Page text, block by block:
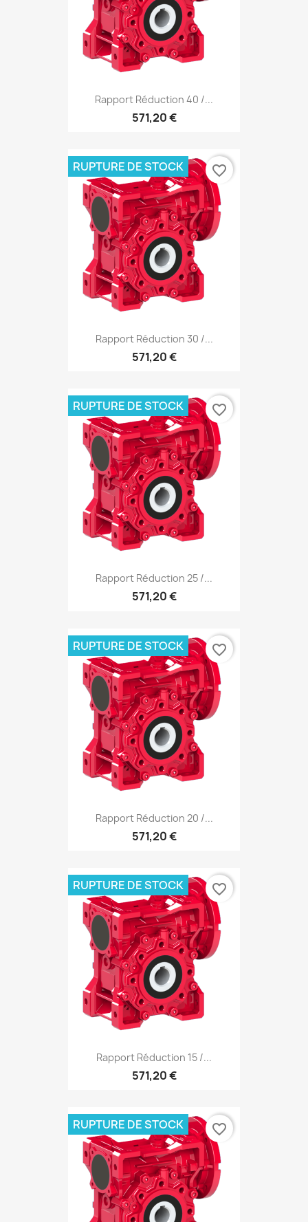
Rapport Réduction 40 /...
571,20 €
Rapport Réduction 30 /...
571,20 €
RUPTURE DE STOCK favorite_border
Rapport Réduction 25 /...
571,20 €
RUPTURE DE STOCK favorite_border
Rapport Réduction 20 /...
571,20 €
RUPTURE DE STOCK favorite_border
Rapport Réduction 15 /...
571,20 €
RUPTURE DE STOCK favorite_border
RUPTURE DE STOCK favorite_border